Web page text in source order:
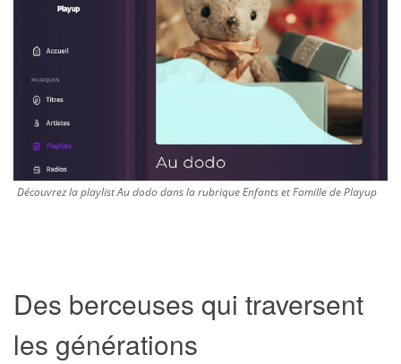
Découvrez la playlist Au dodo dans la rubrique Enfants et Famille de Playup
Des berceuses qui traversent
les générations